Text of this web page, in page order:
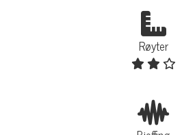
Røyter